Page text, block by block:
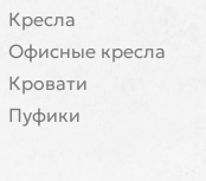
Кресла
Офисные кресла
Кровати
Пуфики